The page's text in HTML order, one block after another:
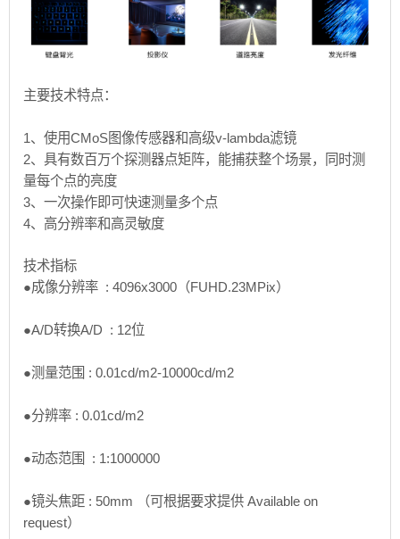
主要技术特点：
1、使用CMoS图像传感器和高级v-lambda滤镜
2、具有数百万个探测器点矩阵，能捕获整个场景，同时测
量每个点的亮度
3、一次操作即可快速测量多个点
4、高分辨率和高灵敏度
技术指标
●成像分辨率 : 4096x3000（FUHD.23MPix）
●A/D转换A/D : 12位
●测量范围 : 0.01cd/m2-10000cd/m2
●分辨率 : 0.01cd/m2
●动态范围 : 1:1000000
●镜头焦距 : 50mm （可根据要求提供 Available on
request）